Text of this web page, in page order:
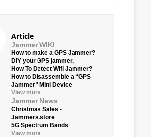
Article
Jammer WIKI
How to make a GPS Jammer?
DIY your GPS jammer.
How To Detect Wifi Jammer?
How to Disassemble a “GPS
Jammer” Mini Device
View more
Jammer News
Christmas Sales -
Jammers.store
5G Spectrum Bands
View more